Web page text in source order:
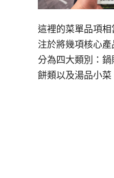
這裡的菜單品項
注於將幾項核心
分為四大類別：
餅類以及湯品小菜